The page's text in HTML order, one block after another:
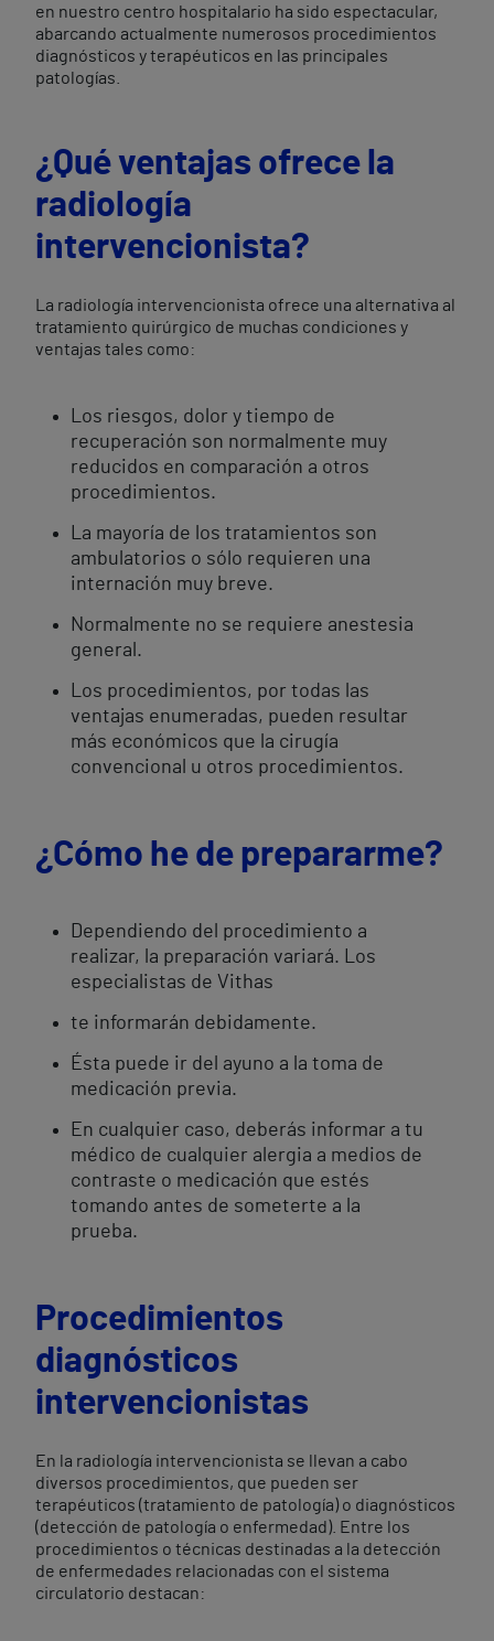
en nuestro centro hospitalario ha sido espectacular,
abarcando actualmente numerosos procedimientos
diagnósticos y terapéuticos en las principales
patologías.
¿Qué ventajas ofrece la
radiología
intervencionista?
La radiología intervencionista ofrece una alternativa al
tratamiento quirúrgico de muchas condiciones y
ventajas tales como:
Los riesgos, dolor y tiempo de
recuperación son normalmente muy
reducidos en comparación a otros
procedimientos.
La mayoría de los tratamientos son
ambulatorios o sólo requieren una
internación muy breve.
Normalmente no se requiere anestesia
general.
Los procedimientos, por todas las
ventajas enumeradas, pueden resultar
más económicos que la cirugía
convencional u otros procedimientos.
¿Cómo he de prepararme?
Dependiendo del procedimiento a
realizar, la preparación variará. Los
especialistas de Vithas
te informarán debidamente.
Ésta puede ir del ayuno a la toma de
medicación previa.
En cualquier caso, deberás informar a tu
médico de cualquier alergia a medios de
contraste o medicación que estés
tomando antes de someterte a la
prueba.
Procedimientos
diagnósticos
intervencionistas
En la radiología intervencionista se llevan a cabo
diversos procedimientos, que pueden ser
terapéuticos (tratamiento de patología) o diagnósticos
(detección de patología o enfermedad). Entre los
procedimientos o técnicas destinadas a la detección
de enfermedades relacionadas con el sistema
circulatorio destacan: